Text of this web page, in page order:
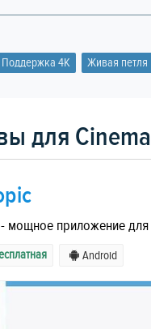
Поддержка 4K Живая петля
для
мощное приложение
Android